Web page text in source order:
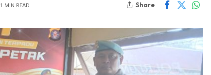
1 MIN READ Share